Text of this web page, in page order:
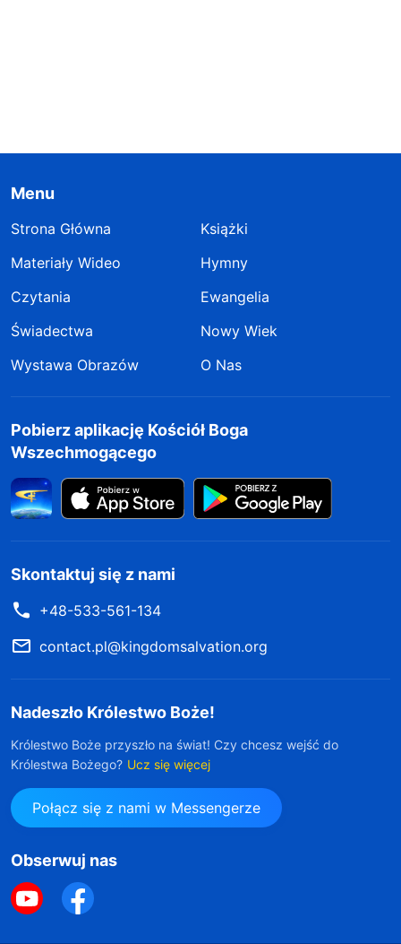
Menu
Strona Główna
Książki
Materiały Wideo
Hymny
Czytania
Ewangelia
Świadectwa
Nowy Wiek
Wystawa Obrazów
O Nas
Pobierz aplikację Kościół Boga
Wszechmogącego
Skontaktuj się z nami
+48-533-561-134
contact.pl@kingdomsalvation.org
Nadeszło Królestwo Boże!
Królestwo Boże przyszło na świat! Czy chcesz wejść do
Królestwa Bożego? Ucz się więcej
Połącz się z nami w Messengerze
Obserwuj nas